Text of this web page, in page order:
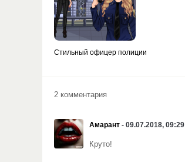
Стильный офицер полиции
2 комментария
Амарант - 09.07.2018, 09:29
Круто!